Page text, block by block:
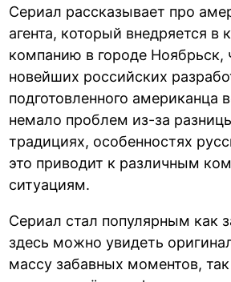
Сериал рассказывает про
агента, который внедряется в
компанию в городе Ноябрьск,
новейших российских
подготовленного американца
немало проблем из-за
традициях, особенностях
это приводит к различным
ситуациям.
Сериал стал популярным как
здесь можно увидеть
массу забавных моментов, так